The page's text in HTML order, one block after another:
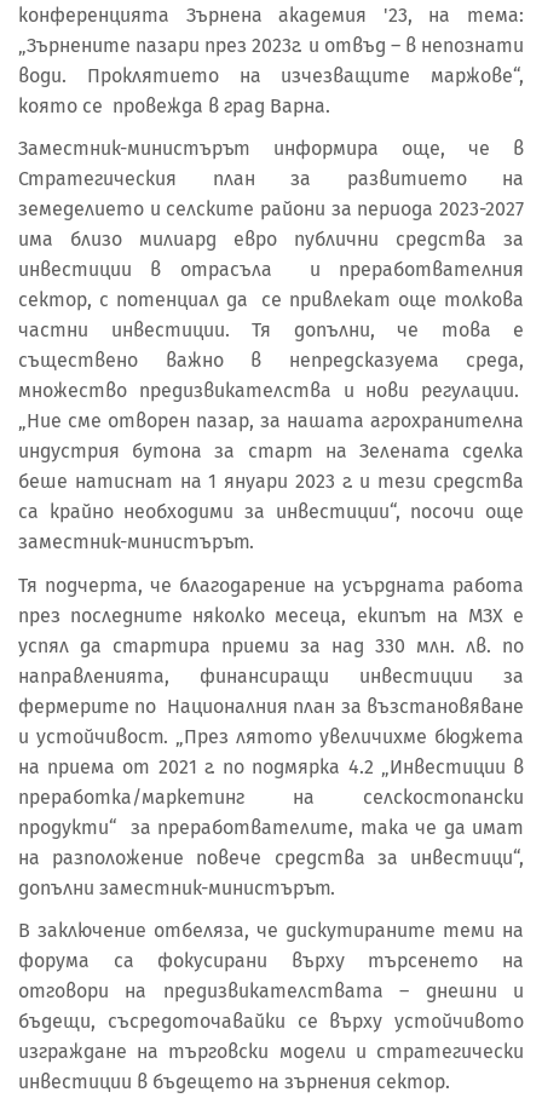
конференцията Зърнена академия '23, на тема:
„Зърнените пазари през 2023г. и отвъд – в непознати
води. Проклятието на изчезващите маржове“,
която се провежда в град Варна.
Заместник-министърът информира още, че в
Стратегическия план за развитието на
земеделието и селските райони за периода 2023-2027
има близо милиард евро публични средства за
инвестиции в отрасъла и преработвателния
сектор, с потенциал да се привлекат още толкова
частни инвестиции. Тя допълни, че това е
съществено важно в непредсказуема среда,
множество предизвикателства и нови регулации.
„Ние сме отворен пазар, за нашата агрохранителна
индустрия бутона за старт на Зелената сделка
беше натиснат на 1 януари 2023 г. и тези средства
са крайно необходими за инвестиции“, посочи още
заместник-министърът.
Тя подчерта, че благодарение на усърдната работа
през последните няколко месеца, екипът на МЗХ е
успял да стартира приеми за над 330 млн. лв. по
направленията, финансиращи инвестиции за
фермерите по Националния план за възстановяване
и устойчивост. „През лятото увеличихме бюджета
на приема от 2021 г. по подмярка 4.2 „Инвестиции в
преработка/маркетинг на селскостопански
продукти“ за преработвателите, така че да имат
на разположение повече средства за инвестици“,
допълни заместник-министърът.
В заключение отбеляза, че дискутираните теми на
форума са фокусирани върху търсенето на
отговори на предизвикателствата – днешни и
бъдещи, съсредоточавайки се върху устойчивото
изграждане на търговски модели и стратегически
инвестиции в бъдещето на зърнения сектор.